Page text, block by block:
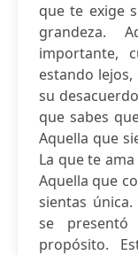
que te exige
grandeza.
importante,
estando lejos,
su
que sabes
Aquella que
La que te
Aquella que
sientas
se
propósito.